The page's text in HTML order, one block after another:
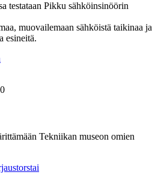
testataan Pikku sähköinsinöörin
muovailemaan sähköistä taikinaa ja
esineitä.
Tekniikan museon omien